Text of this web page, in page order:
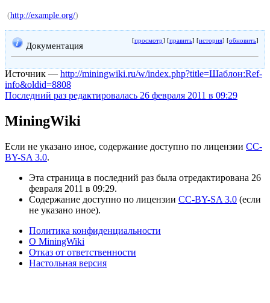
(http://example.org/)
[просмотр] [править] [история] [обновить]
Документация
Источник — http://miningwiki.ru/w/index.php?title=Шаблон:Ref-
info&oldid=8808
Последний раз редактировалась 26 февраля 2011 в 09:29
MiningWiki
Если не указано иное, содержание доступно по лицензии CC-
BY-SA 3.0.
Эта страница в последний раз была отредактирована 26
февраля 2011 в 09:29.
Содержание доступно по лицензии CC-BY-SA 3.0 (если
не указано иное).
Политика конфиденциальности
О MiningWiki
Отказ от ответственности
Настольная версия